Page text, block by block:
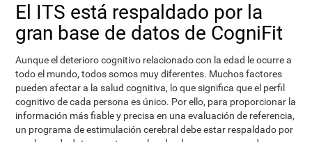
El ITS está respaldado por la
gran base de datos de CogniFit
Aunque el deterioro cognitivo relacionado con la edad le ocurre a
todo el mundo, todos somos muy diferentes. Muchos factores
pueden afectar a la salud cognitiva, lo que significa que el perfil
cognitivo de cada persona es único. Por ello, para proporcionar la
información más fiable y precisa en una evaluación de referencia,
un programa de estimulación cerebral debe estar respaldado por